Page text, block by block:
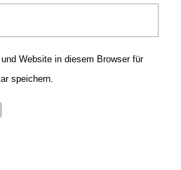
Website in diesem Browser für
speichern.